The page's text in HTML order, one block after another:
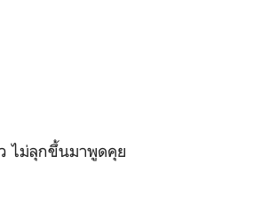
ไม่ลุกขึ้นมาพูดคุย